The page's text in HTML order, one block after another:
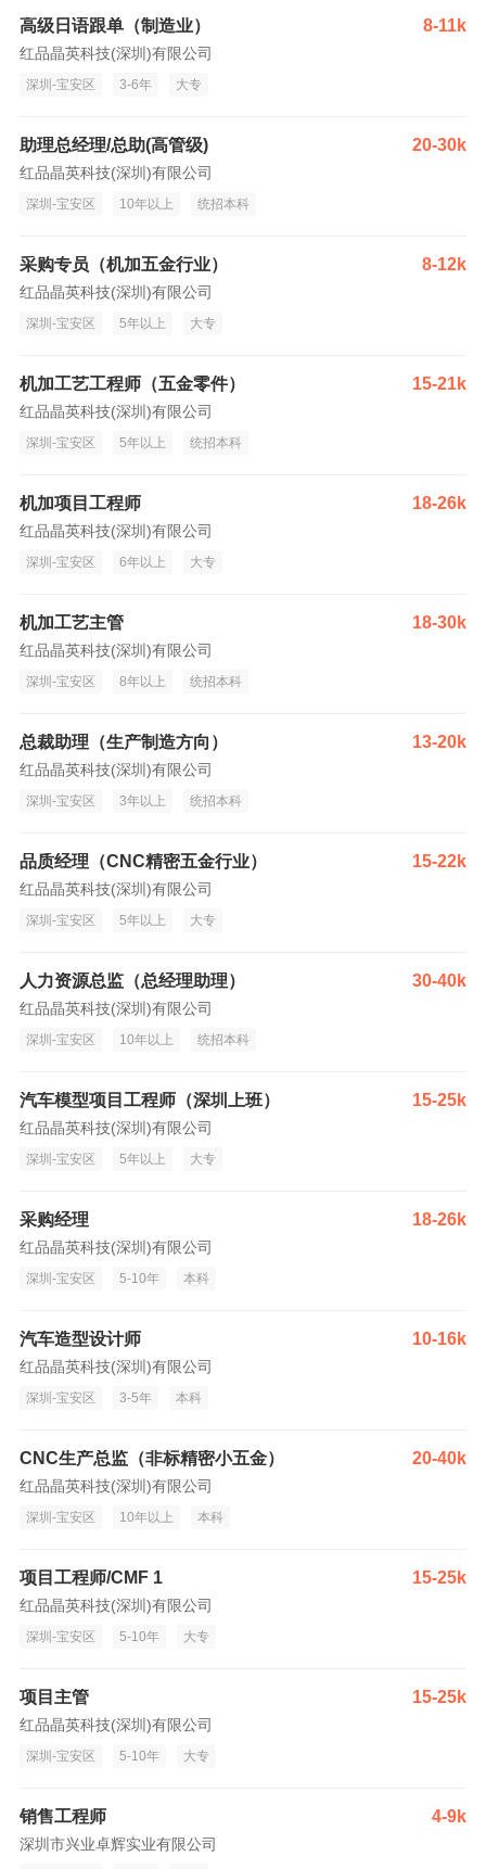
高级日语跟单（制造业） 8-11k
红品晶英科技(深圳)有限公司
深圳-宝安区 3-6年 大专
助理总经理/总助(高管级) 20-30k
红品晶英科技(深圳)有限公司
深圳-宝安区 10年以上 统招本科
采购专员（机加五金行业） 8-12k
红品晶英科技(深圳)有限公司
深圳-宝安区 5年以上 大专
机加工艺工程师（五金零件） 15-21k
红品晶英科技(深圳)有限公司
深圳-宝安区 5年以上 统招本科
机加项目工程师 18-26k
红品晶英科技(深圳)有限公司
深圳-宝安区 6年以上 大专
机加工艺主管 18-30k
红品晶英科技(深圳)有限公司
深圳-宝安区 8年以上 统招本科
总裁助理（生产制造方向） 13-20k
红品晶英科技(深圳)有限公司
深圳-宝安区 3年以上 统招本科
品质经理（CNC精密五金行业） 15-22k
红品晶英科技(深圳)有限公司
深圳-宝安区 5年以上 大专
人力资源总监（总经理助理） 30-40k
红品晶英科技(深圳)有限公司
深圳-宝安区 10年以上 统招本科
汽车模型项目工程师（深圳上班） 15-25k
红品晶英科技(深圳)有限公司
深圳-宝安区 5年以上 大专
采购经理 18-26k
红品晶英科技(深圳)有限公司
深圳-宝安区 5-10年 本科
汽车造型设计师 10-16k
红品晶英科技(深圳)有限公司
深圳-宝安区 3-5年 本科
CNC生产总监（非标精密小五金） 20-40k
红品晶英科技(深圳)有限公司
深圳-宝安区 10年以上 本科
项目工程师/CMF 1 15-25k
红品晶英科技(深圳)有限公司
深圳-宝安区 5-10年 大专
项目主管 15-25k
红品晶英科技(深圳)有限公司
深圳-宝安区 5-10年 大专
销售工程师 4-9k
深圳市兴业卓辉实业有限公司